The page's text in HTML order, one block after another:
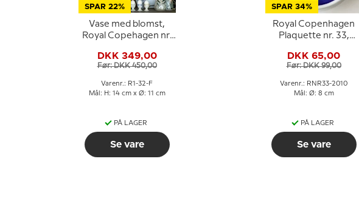
SPAR 22%
Vase med blomst,
Royal Copehagen nr.
DKK 349,00
Før: DKK 450,00
Varenr.: R1-32-F
Mål: H: 14 cm x Ø: 11 cm
PÅ LAGER
Se vare
SPAR 34%
Royal Copenhagen
Plaquette nr. 33,
DKK 65,00
Før: DKK 99,00
Varenr.: RNR33-2010
Mål: Ø: 8 cm
PÅ LAGER
Se vare